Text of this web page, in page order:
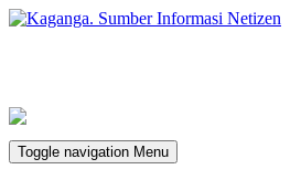
Toggle navigation Menu